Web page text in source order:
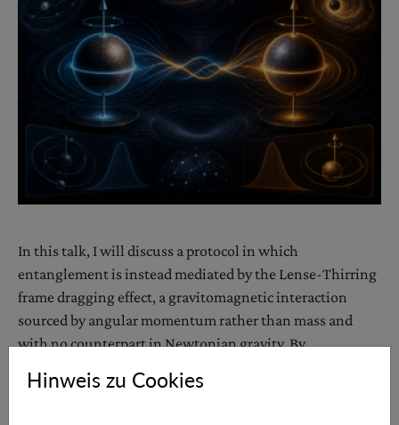
In this talk, I will discuss a protocol in which
entanglement is instead mediated by the Lense-Thirring
frame dragging effect, a gravitomagnetic interaction
sourced by angular momentum rather than mass and
with no counterpart in Newtonian gravity. By
eigenstates, I will show that entanglement can be
Hinweis zu Cookies